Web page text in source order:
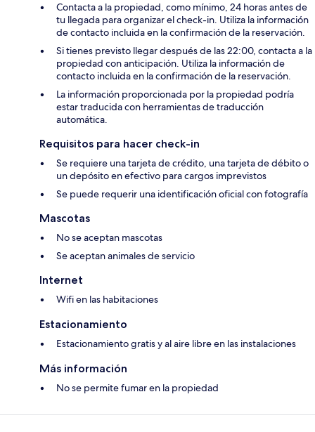
Contacta a la propiedad, como mínimo, 24 horas antes de
tu llegada para organizar el check-in. Utiliza la información
de contacto incluida en la confirmación de la reservación.
Si tienes previsto llegar después de las 22:00, contacta a la
propiedad con anticipación. Utiliza la información de
contacto incluida en la confirmación de la reservación.
La información proporcionada por la propiedad podría
estar traducida con herramientas de traducción
automática.
Requisitos para hacer check-in
Se requiere una tarjeta de crédito, una tarjeta de débito o
un depósito en efectivo para cargos imprevistos
Se puede requerir una identificación oficial con fotografía
Mascotas
No se aceptan mascotas
Se aceptan animales de servicio
Internet
Wifi en las habitaciones
Estacionamiento
Estacionamiento gratis y al aire libre en las instalaciones
Más información
No se permite fumar en la propiedad